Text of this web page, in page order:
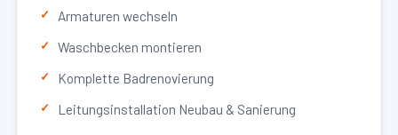
Armaturen wechseln
Waschbecken montieren
Komplette Badrenovierung
Leitungsinstallation Neubau & Sanierung